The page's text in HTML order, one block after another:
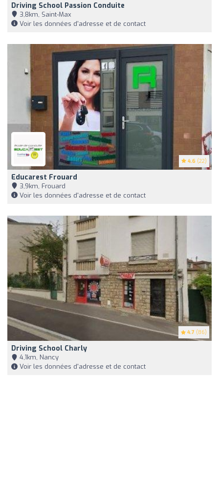
Driving School Passion Conduite
3,8km, Saint-Max
Voir les données d'adresse et de contact
4.6 (22)
Educarest Frouard
3,9km, Frouard
Voir les données d'adresse et de contact
4.7 (86)
Driving School Charly
4,1km, Nancy
Voir les données d'adresse et de contact